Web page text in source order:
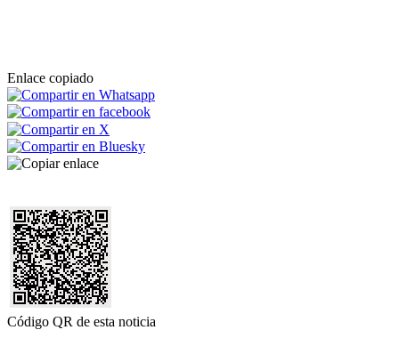
Enlace copiado
Código QR de esta noticia